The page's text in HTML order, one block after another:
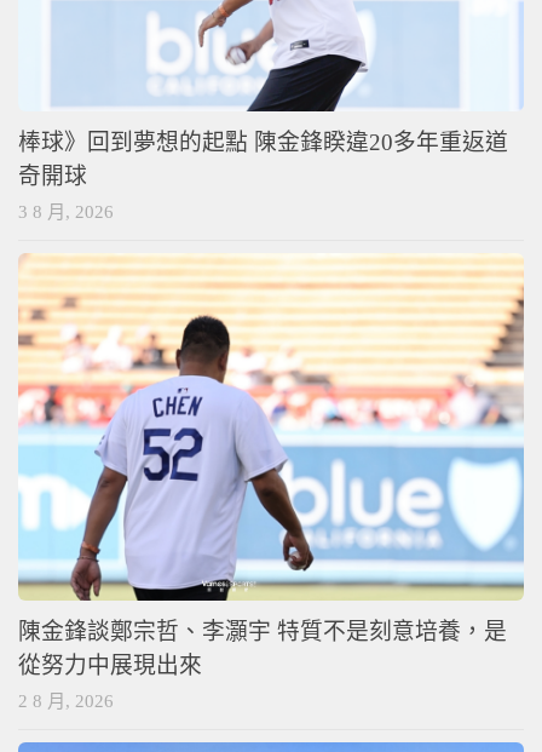
棒球》回到夢想的起點 陳金鋒睽違20多年重返道
奇開球
3 8 月, 2026
陳金鋒談鄭宗哲、李灝宇 特質不是刻意培養，是
從努力中展現出來
2 8 月, 2026